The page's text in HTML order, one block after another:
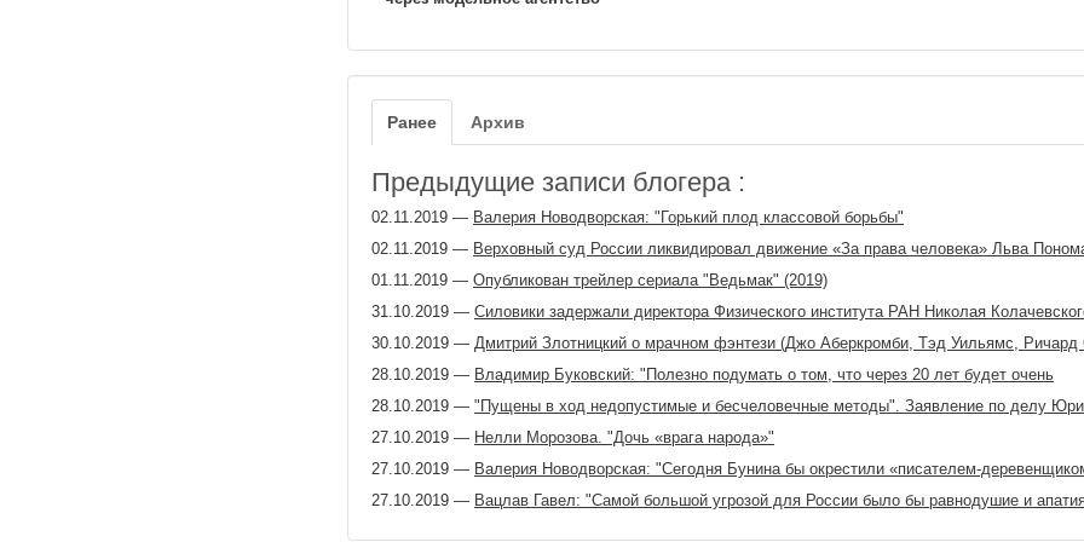
Ранее Архив
Предыдущие записи блогера :
02.11.2019 — Валерия Новодворская: "Горький плод классовой борьбы"
02.11.2019 — Верховный суд России ликвидировал движение «За права человека» Льва
01.11.2019 — Опубликован трейлер сериала "Ведьмак" (2019)
31.10.2019 — Силовики задержали директора Физического института РАН Николая
30.10.2019 — Дмитрий Злотницкий о мрачном фэнтези (Джо Аберкромби, Тэд Уильямс, Ричард
28.10.2019 — Владимир Буковский: "Полезно подумать о том, что через 20 лет будет очень
28.10.2019 — "Пущены в ход недопустимые и бесчеловечные методы". Заявление по делу
27.10.2019 — Нелли Морозова. "Дочь «врага народа»"
27.10.2019 — Валерия Новодворская: "Сегодня Бунина бы окрестили «писателем-
27.10.2019 — Вацлав Гавел: "Самой большой угрозой для России было бы равнодушие и